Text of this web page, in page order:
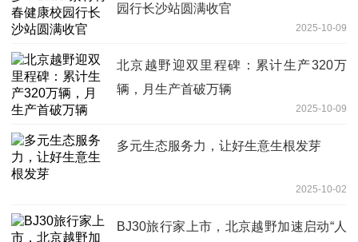
园行长沙站圆满收官
2025-10-09
北京越野迎双里程碑：累计生产320万
辆，月生产首破万辆
2025-10-09
多元生态服务力，让好生意生根发芽
2025-10-02
BJ30旅行家上市，北京越野加速启动“人